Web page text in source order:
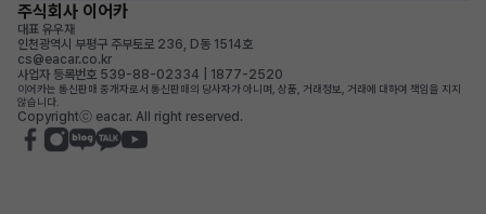
주식회사 이어카
대표 유우재
인천광역시 부평구 주부토로 236, D동 1514호
cs@eacar.co.kr
사업자 등록번호 539-88-02334 | 1877-2520
이어카는 통신판매 중개자로서 통신판매의 당사자가 아니며, 상품, 거래정보, 거래에 대하여 책임을 지지
않습니다.
Copyrightⓒ eacar. All right reserved.